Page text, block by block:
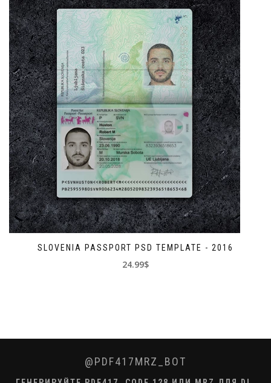
SLOVENIA PASSPORT PSD TEMPLATE - 2016
24.99$
@PDF417MRZ_BOT